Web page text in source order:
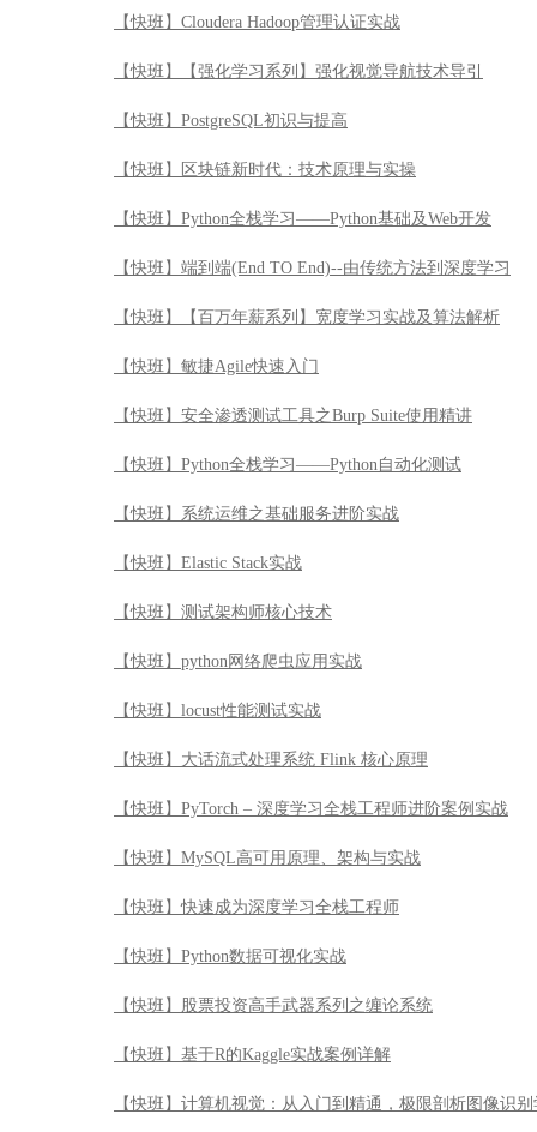
【快班】Cloudera Hadoop管理认证实战
【快班】【强化学习系列】强化视觉导航技术导引
【快班】PostgreSQL初识与提高
【快班】区块链新时代：技术原理与实操
【快班】Python全栈学习——Python基础及Web开发
【快班】端到端(End TO End)--由传统方法到深度学习
【快班】【百万年薪系列】宽度学习实战及算法解析
【快班】敏捷Agile快速入门
【快班】安全渗透测试工具之Burp Suite使用精讲
【快班】Python全栈学习——Python自动化测试
【快班】系统运维之基础服务进阶实战
【快班】Elastic Stack实战
【快班】测试架构师核心技术
【快班】python网络爬虫应用实战
【快班】locust性能测试实战
【快班】大话流式处理系统 Flink 核心原理
【快班】PyTorch – 深度学习全栈工程师进阶案例实战
【快班】MySQL高可用原理、架构与实战
【快班】快速成为深度学习全栈工程师
【快班】Python数据可视化实战
【快班】股票投资高手武器系列之缠论系统
【快班】基于R的Kaggle实战案例详解
【快班】计算机视觉：从入门到精通，极限剖析图像识